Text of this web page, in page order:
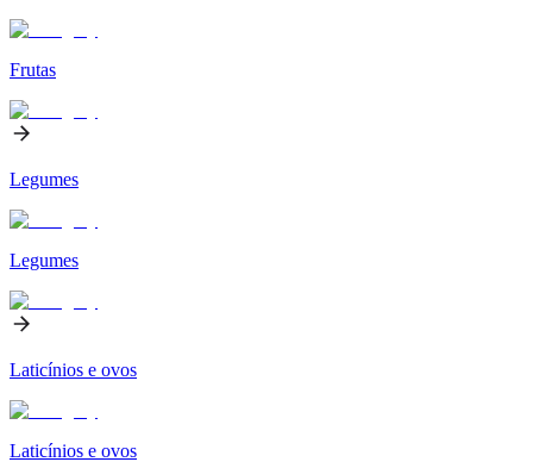
Frutas
Legumes
Legumes
Laticínios e ovos
Laticínios e ovos